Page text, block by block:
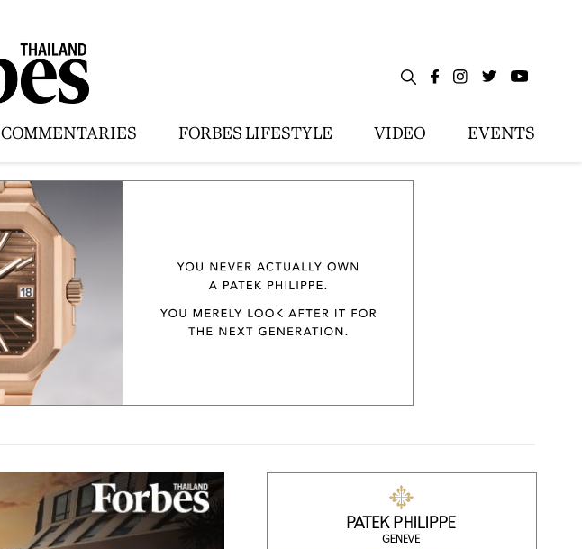
COMMENTARIES FORBES LIFESTYLE VIDEO EVENTS